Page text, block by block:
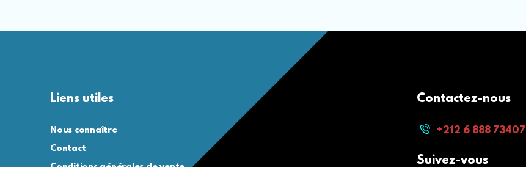
Liens utiles
Nous connaître
Contact
Conditions générales de vente
Contactez-nous
+212 6 888 73407
Suivez-vous